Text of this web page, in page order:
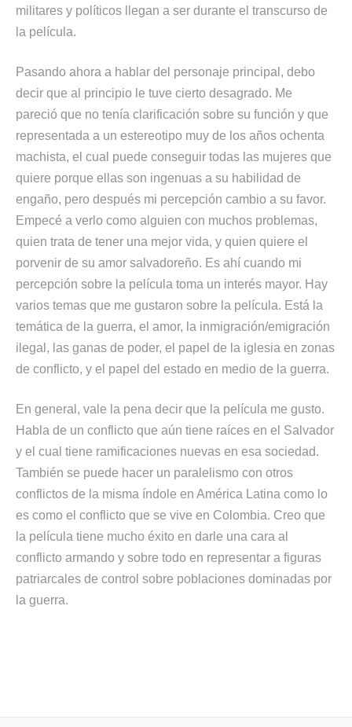
militares y políticos llegan a ser durante el transcurso de
la película.
Pasando ahora a hablar del personaje principal, debo
decir que al principio le tuve cierto desagrado. Me
pareció que no tenía clarificación sobre su función y que
representada a un estereotipo muy de los años ochenta
machista, el cual puede conseguir todas las mujeres que
quiere porque ellas son ingenuas a su habilidad de
engaño, pero después mi percepción cambio a su favor.
Empecé a verlo como alguien con muchos problemas,
quien trata de tener una mejor vida, y quien quiere el
porvenir de su amor salvadoreño. Es ahí cuando mi
percepción sobre la película toma un interés mayor. Hay
varios temas que me gustaron sobre la película. Está la
temática de la guerra, el amor, la inmigración/emigración
ilegal, las ganas de poder, el papel de la iglesia en zonas
de conflicto, y el papel del estado en medio de la guerra.
En general, vale la pena decir que la película me gusto.
Habla de un conflicto que aún tiene raíces en el Salvador
y el cual tiene ramificaciones nuevas en esa sociedad.
También se puede hacer un paralelismo con otros
conflictos de la misma índole en América Latina como lo
es como el conflicto que se vive en Colombia. Creo que
la película tiene mucho éxito en darle una cara al
conflicto armando y sobre todo en representar a figuras
patriarcales de control sobre poblaciones dominadas por
la guerra.